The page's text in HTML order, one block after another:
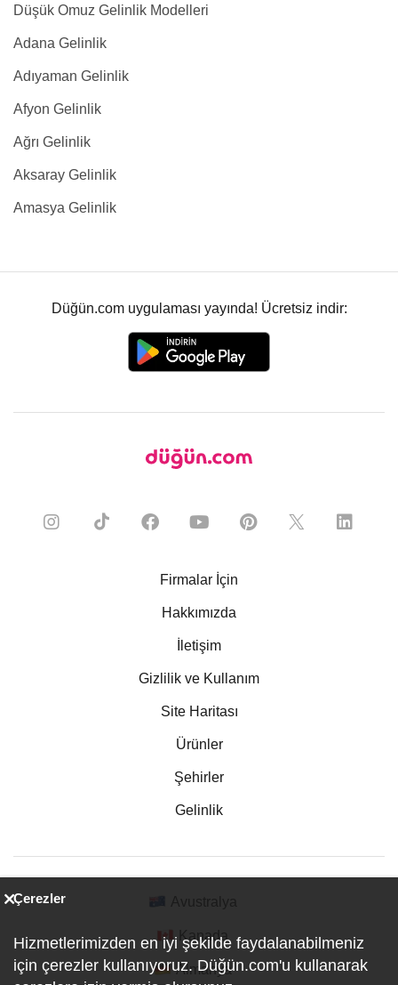
Düşük Omuz Gelinlik Modelleri
Adana Gelinlik
Adıyaman Gelinlik
Afyon Gelinlik
Ağrı Gelinlik
Aksaray Gelinlik
Amasya Gelinlik
Düğün.com uygulaması yayında! Ücretsiz indir:
Firmalar İçin
Hakkımızda
İletişim
Gizlilik ve Kullanım
Site Haritası
Ürünler
Şehirler
Gelinlik
Kanada
Almanya
Çerezler
Hizmetlerimizden en iyi şekilde faydalanabilmeniz
için çerezler kullanıyoruz. Düğün.com'u kullanarak